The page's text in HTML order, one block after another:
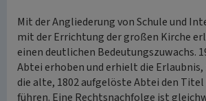
Mit der Angliederung von Schule und
mit der Errichtung der großen Kirche
einen deutlichen Bedeutungszuwachs.
Abtei erhoben und erhielt die
die alte, 1802 aufgelöste Abtei den
führen. Eine Rechtsnachfolge ist